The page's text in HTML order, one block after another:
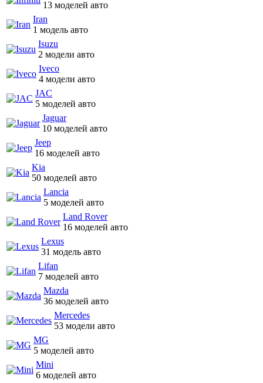
13 моделей авто
Iran
1 модель авто
Isuzu
2 модели авто
Iveco
4 модели авто
JAC
5 моделей авто
Jaguar
10 моделей авто
Jeep
16 моделей авто
Kia
50 моделей авто
Lancia
5 моделей авто
Land Rover
16 моделей авто
Lexus
31 модель авто
Lifan
7 моделей авто
Mazda
36 моделей авто
Mercedes
53 модели авто
MG
5 моделей авто
Mini
6 моделей авто